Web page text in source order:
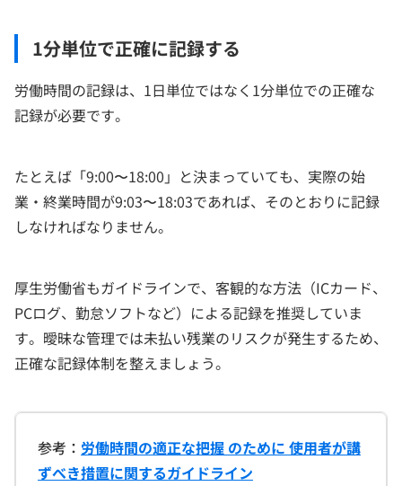
1分単位で正確に記録する
労働時間の記録は、1日単位ではなく1分単位での正確な
記録が必要です。
たとえば「9:00〜18:00」と決まっていても、実際の始
業・終業時間が9:03〜18:03であれば、そのとおりに記録
しなければなりません。
厚生労働省もガイドラインで、客観的な方法（ICカード、
PCログ、勤怠ソフトなど）による記録を推奨していま
す。曖昧な管理では未払い残業のリスクが発生するため、
正確な記録体制を整えましょう。
参考： 労働時間の適正な把握 のために 使用者が講
ずべき措置に関するガイドライン